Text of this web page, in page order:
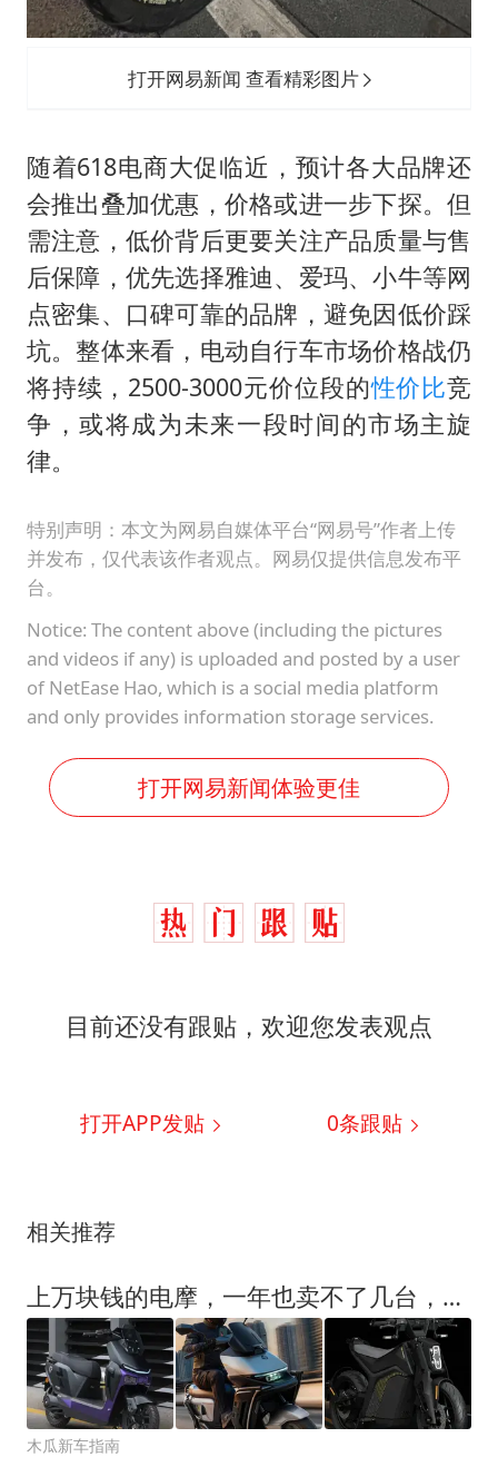
打开网易新闻 查看精彩图片
随着618电商大促临近，预计各大品牌还
会推出叠加优惠，价格或进一步下探。但
需注意，低价背后更要关注产品质量与售
后保障，优先选择雅迪、爱玛、小牛等网
点密集、口碑可靠的品牌，避免因低价踩
坑。整体来看，电动自行车市场价格战仍
将持续，2500-3000元价位段的性价比竞
争，或将成为未来一段时间的市场主旋
律。
特别声明：本文为网易自媒体平台“网易号”作者上传
并发布，仅代表该作者观点。网易仅提供信息发布平
台。
Notice: The content above (including the pictures
and videos if any) is uploaded and posted by a user
of NetEase Hao, which is a social media platform
and only provides information storage services.
打开网易新闻体验更佳
目前还没有跟贴，欢迎您发表观点
打开APP发贴 0条跟贴
相关推荐
上万块钱的电摩，一年也卖不了几台，为何雅迪们年年都要出新款？
木瓜新车指南